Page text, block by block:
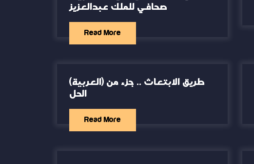
صحافي للملك عبدالعزيز
Read More
(العربية) طريق الابتعاث .. جزء من
الحل
Read More